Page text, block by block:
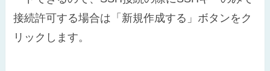
接続許可する場合は「新規作成する」ボタンをク
リックします。